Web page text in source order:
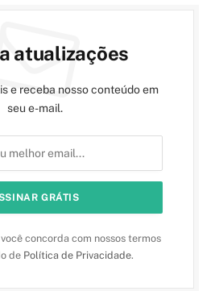
atualizações
e receba nosso conteúdo em
seu e-mail.
concorda com nossos termos
de Política de Privacidade.